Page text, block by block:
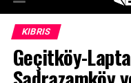
KIBRIS
Geçitköy-